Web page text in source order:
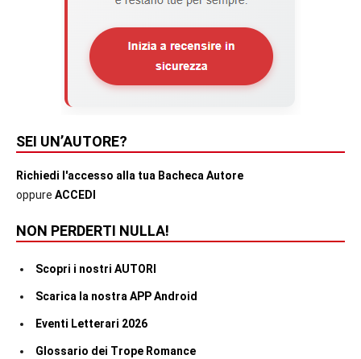
SEI UN’AUTORE?
Richiedi l'accesso alla tua Bacheca Autore
oppure ACCEDI
NON PERDERTI NULLA!
Scopri i nostri AUTORI
Scarica la nostra APP Android
Eventi Letterari 2026
Glossario dei Trope Romance